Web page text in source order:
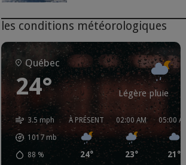
les conditions météorologiques
Québec
24° Légère pluie
3.5 mph
1017 mb
88 %
À PRÉSENT
24°
02:00 AM
23°
05:00 AM
21°